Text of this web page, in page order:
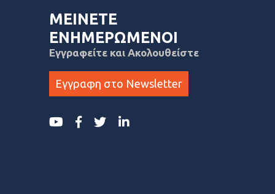
ΜΕΙΝΕΤΕ
ΕΝΗΜΕΡΩΜΕΝΟΙ
Εγγραφείτε και Ακολουθείστε
Εγγραφη στο Newsletter